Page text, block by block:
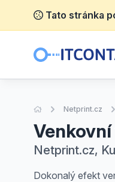
Tato stránka
Úvodní stránka
Netprint.cz
Netprint.cz,
Dokonalý efekt